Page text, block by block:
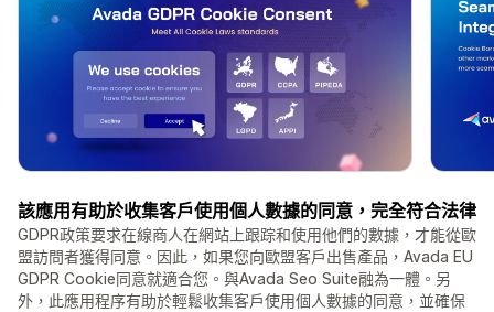
該應用有助於收集客戶使用個人數據的同意，完全符合法律
GDPR政策要求在線商人在網站上跟踪和使用他們的數據，才能從歐
盟訪問者獲得同意。因此，如果您向歐盟客戶出售產品，Avada EU
GDPR Cookie同意就適合您。與Avada Seo Suite融為一體。另
外，此應用程序有助於輕鬆收集客戶使用個人數據的同意，並確保